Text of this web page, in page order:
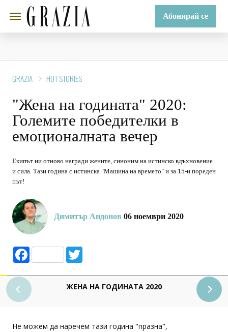
Абонирай се
GRAZIA HOT STORIES
"Жена на годината" 2020:
Големите победителки в
емоционалната вечер
Екипът ни отново награди жените, синоним на истинско вдъхновение
и сила. Тази година с истинска "Машина на времето" и за 15-и пореден
път!
Димитър Андонов 06 ноември 2020
Facebook
ЖЕНА НА ГОДИНАТА 2020
Не можем да наречем тази година "празна",